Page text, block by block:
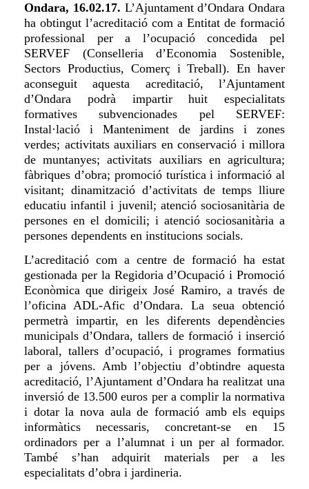
Ondara, 16.02.17. L’Ajuntament d’Ondara Ondara
ha obtingut l’acreditació com a Entitat de formació
professional per a l’ocupació concedida pel
SERVEF (Conselleria d’Economia Sostenible,
Sectors Productius, Comerç i Treball). En haver
aconseguit aquesta acreditació, l’Ajuntament
d’Ondara podrà impartir huit especialitats
formatives subvencionades pel SERVEF:
Instal·lació i Manteniment de jardins i zones
verdes; activitats auxiliars en conservació i millora
de muntanyes; activitats auxiliars en agricultura;
fàbriques d’obra; promoció turística i informació al
visitant; dinamització d’activitats de temps lliure
educatiu infantil i juvenil; atenció sociosanitària de
persones en el domicili; i atenció sociosanitària a
persones dependents en institucions socials.
L’acreditació com a centre de formació ha estat
gestionada per la Regidoria d’Ocupació i Promoció
Econòmica que dirigeix José Ramiro, a través de
l’oficina ADL-Afic d’Ondara. La seua obtenció
permetrà impartir, en les diferents dependències
municipals d’Ondara, tallers de formació i inserció
laboral, tallers d’ocupació, i programes formatius
per a jóvens. Amb l’objectiu d’obtindre aquesta
acreditació, l’Ajuntament d’Ondara ha realitzat una
inversió de 13.500 euros per a complir la normativa
i dotar la nova aula de formació amb els equips
informàtics necessaris, concretant-se en 15
ordinadors per a l’alumnat i un per al formador.
També s’han adquirit materials per a les
especialitats d’obra i jardineria.